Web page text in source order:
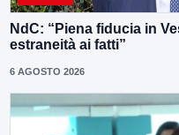
NdC: “Piena fiducia in
estraneità ai fatti”
6 AGOSTO 2026